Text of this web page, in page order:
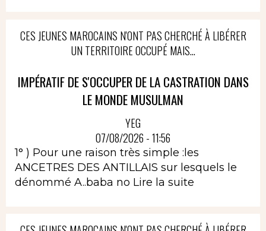
CES JEUNES MAROCAINS N'ONT PAS CHERCHÉ À LIBÉRER
UN TERRITOIRE OCCUPÉ MAIS...
IMPÉRATIF DE S'OCCUPER DE LA CASTRATION DANS
LE MONDE MUSULMAN
YEG
07/08/2026 - 11:56
1° ) Pour une raison très simple :les
ANCETRES DES ANTILLAIS sur lesquels le
dénommé A..baba no Lire la suite